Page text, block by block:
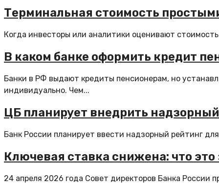
Терминальная стоимость
Когда инвесторы или аналитики оценивают
В каком банке оформить кредит
Банки в РФ выдают кредиты пенсионерам, но
индивидуально. Чем...
ЦБ планирует внедрить
Банк России планирует ввести надзорный рейтинг
Ключевая ставка снижена: что
24 апреля 2026 года Совет директоров Банка России